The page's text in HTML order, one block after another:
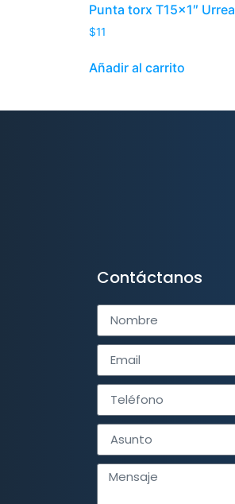
Punta torx T15x1″ Urrea
$11
Añadir al carrito
Contáctanos